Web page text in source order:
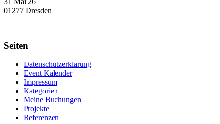
01277 Dresden
Seiten
Datenschutzerklärung
Event Kalender
Impressum
Kategorien
Meine Buchungen
Projekte
Referenzen